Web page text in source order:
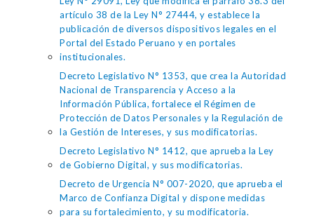
artículo 38 de la Ley N° 27444, y establece la
publicación de diversos dispositivos legales en el
Portal del Estado Peruano y en portales
institucionales.
Decreto Legislativo N° 1353, que crea la Autoridad
Nacional de Transparencia y Acceso a la
Información Pública, fortalece el Régimen de
Protección de Datos Personales y la Regulación de
la Gestión de Intereses, y sus modificatorias.
Decreto Legislativo N° 1412, que aprueba la Ley
de Gobierno Digital, y sus modificatorias.
Decreto de Urgencia N° 007-2020, que aprueba el
Marco de Confianza Digital y dispone medidas
para su fortalecimiento, y su modificatoria.